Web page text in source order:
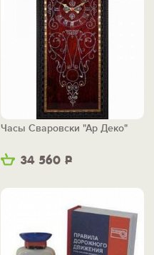
34 560 Р
Часы Сваровски "Ар Деко"